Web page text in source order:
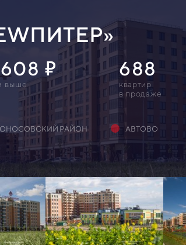
608
выше
688
квартир
в продаже
РАЙОН АВТОВО